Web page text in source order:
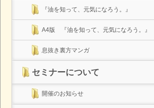
『油を知って、元気になろう。』
A4版 『油を知って、元気になろう。』
息抜き裏方マンガ
セミナーについて
開催のお知らせ